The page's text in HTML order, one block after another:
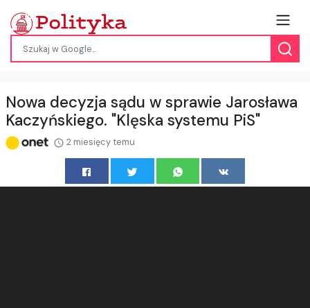
Nowa decyzja sądu w sprawie Jarosława
Kaczyńskiego. "Klęska systemu PiS"
2 miesięcy temu